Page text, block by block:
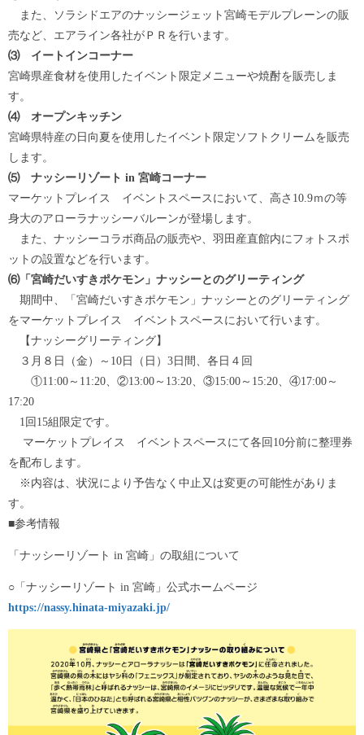
また、ソラシドエアのナッシージェット宮崎モデルプレーンの販
売など、エアライン各社がＰＲを行います。
⑶ イートインコーナー
宮崎県産食材を使用したイベント限定メニューや焼酎を販売しま
す。
⑷ オープンキッチン
宮崎県特産の日向夏を使用したイベント限定ソフトクリームを販売
します。
⑸ ナッシーリゾート in 宮崎コーナー
マーケットプレイス イベントスペースにおいて、高さ10.9ｍの等
身大のアローラナッシーバルーンが登場します。
また、ナッシーコラボ商品の販売や、羽田産直館内にフォトスポ
ットの設置などを行います。
⑹「宮崎だいすきポケモン」ナッシーとのグリーティング
期間中、「宮崎だいすきポケモン」ナッシーとのグリーティング
をマーケットプレイス イベントスペースにおいて行います。
【ナッシーグリーティング】
３月８日（金）～10日（日）3日間、各日４回
①11:00～11:20、②13:00～13:20、③15:00～15:20、④17:00～
17:20
1回15組限定です。
マーケットプレイス イベントスペースにて各回10分前に整理券
を配布します。
※内容は、状況により予告なく中止又は変更の可能性がありま
す。
■参考情報
「ナッシーリゾート in 宮崎」の取組について
○「ナッシーリゾート in 宮崎」公式ホームページ
https://nassy.hinata-miyazaki.jp/